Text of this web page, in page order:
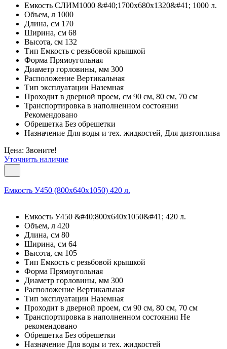
Емкость СЛИМ1000 &#40;1700х680х1320&#41; 1000 л.
Объем, л 1000
Длина, см 170
Ширина, см 68
Высота, см 132
Тип Емкость с резьбовой крышкой
Форма Прямоугольная
Диаметр горловины, мм 300
Расположение Вертикальная
Тип эксплуатации Наземная
Проходит в дверной проем, см 90 см, 80 см, 70 см
Транспортировка в наполненном состоянии
Рекомендовано
Обрешетка Без обрешетки
Назначение Для воды и тех. жидкостей, Для дизтоплива
Цена: Звоните!
Уточнить наличие
Емкость У450 (800х640х1050) 420 л.
Емкость У450 &#40;800х640х1050&#41; 420 л.
Объем, л 420
Длина, см 80
Ширина, см 64
Высота, см 105
Тип Емкость с резьбовой крышкой
Форма Прямоугольная
Диаметр горловины, мм 300
Расположение Вертикальная
Тип эксплуатации Наземная
Проходит в дверной проем, см 90 см, 80 см, 70 см
Транспортировка в наполненном состоянии Не
рекомендовано
Обрешетка Без обрешетки
Назначение Для воды и тех. жидкостей